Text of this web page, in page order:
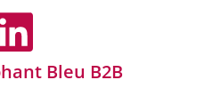
Bleu B2B